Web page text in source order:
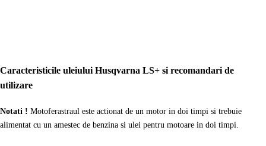
Caracteristicile uleiului Husqvarna LS+ si recomandari de
utilizare
Notati ! Motoferastraul este actionat de un motor in doi timpi si trebuie
alimentat cu un amestec de benzina si ulei pentru motoare in doi timpi.